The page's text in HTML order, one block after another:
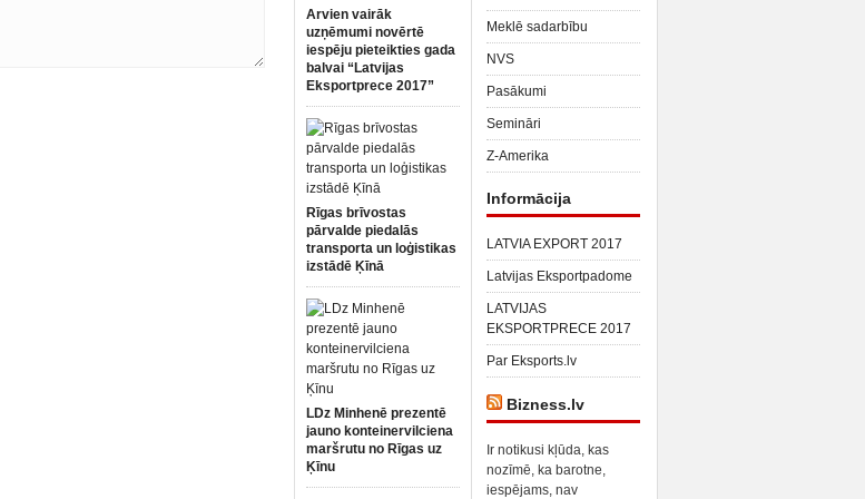
Arvien vairāk
uzņēmumi novērtē
iespēju pieteikties gada
balvai “Latvijas
Eksportprece 2017”
Rīgas brīvostas
pārvalde piedalās
transporta un loģistikas
izstādē Ķīnā
LDz Minhenē prezentē
jauno konteinervilciena
maršrutu no Rīgas uz
Ķīnu
Meklē sadarbību
NVS
Pasākumi
Semināri
Z-Amerika
Informācija
LATVIA EXPORT 2017
Latvijas Eksportpadome
LATVIJAS
EKSPORTPRECE 2017
Par Eksports.lv
Bizness.lv
Ir notikusi kļūda, kas
nozīmē, ka barotne,
iespējams, nav